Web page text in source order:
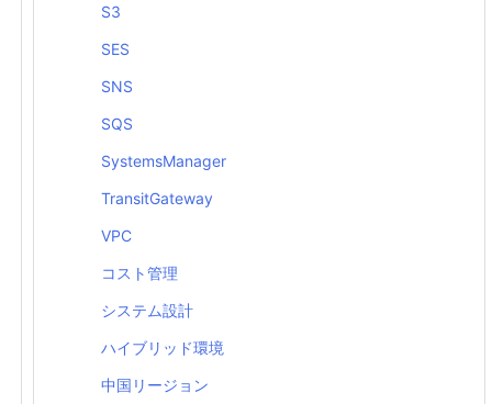
S3
SES
SNS
SQS
SystemsManager
TransitGateway
VPC
コスト管理
システム設計
ハイブリッド環境
中国リージョン